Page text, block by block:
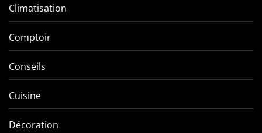
Climatisation
Comptoir
Conseils
Cuisine
Décoration